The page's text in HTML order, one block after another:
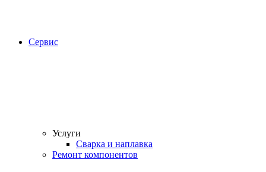
Сервис
Услуги
Сварка и наплавка
Ремонт компонентов